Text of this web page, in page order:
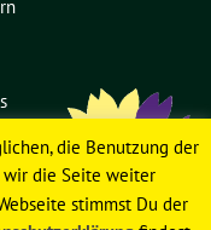
die Benutzung der
wir die Seite weiter
stimmst Du der